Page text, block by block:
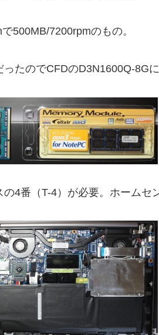
500MB/7200rpmのもの。
たのでCFDのD3N1600Q-8Gに
4番（T-4）が必要。ホームセ